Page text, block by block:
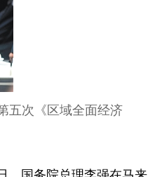
五次《区域全面经济